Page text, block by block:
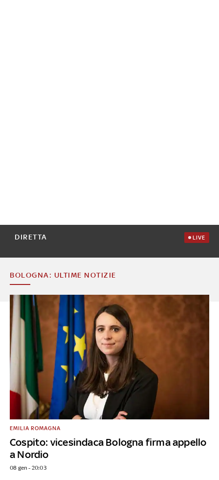
DIRETTA LIVE
BOLOGNA: ULTIME NOTIZIE
Cospito: vicesindaca Bologna firma appello
a Nordio
EMILIA ROMAGNA
08 gen - 20:03